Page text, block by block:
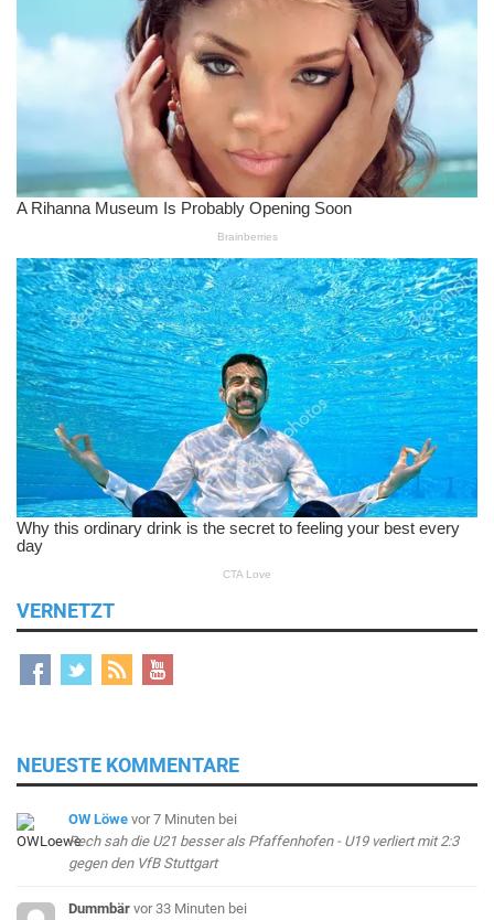
VERNETZT
NEUESTE KOMMENTARE
OW Löwe vor 7 Minuten bei
Rech sah die U21 besser als Pfaffenhofen - U19 verliert mit 2:3
gegen den VfB Stuttgart
Dummbär vor 33 Minuten bei